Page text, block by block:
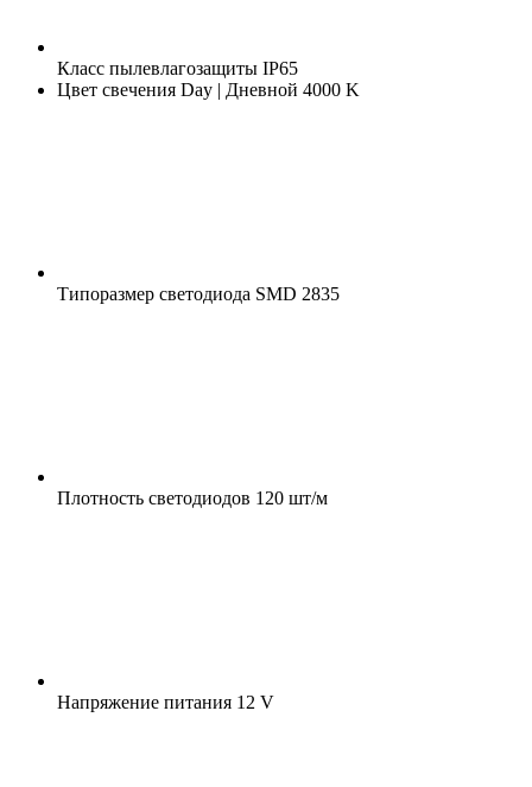
Класс пылевлагозащиты IP65
Цвет свечения Day | Дневной 4000 K
Типоразмер светодиода SMD 2835
Плотность светодиодов 120 шт/м
Напряжение питания 12 V